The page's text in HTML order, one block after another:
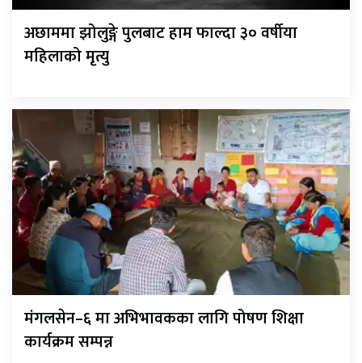
अछाममा झोलुङ्गे पुलबाट हाम फाल्दा ३० वर्षीया
महिलाको मृत्यु
मंगलसेन–६ मा अभिभावकका लागि पोषण शिक्षा
कार्यक्रम सम्पन्न